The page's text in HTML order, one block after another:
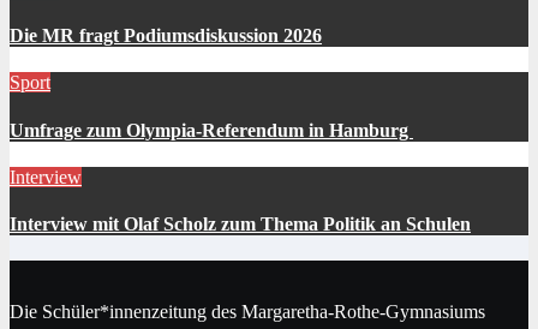
Die MR fragt Podiumsdiskussion 2026
Sport
Umfrage zum Olympia-Referendum in Hamburg
Interview
Interview mit Olaf Scholz zum Thema Politik an Schulen
Die Schüler*innenzeitung des Margaretha-Rothe-Gymnasiums